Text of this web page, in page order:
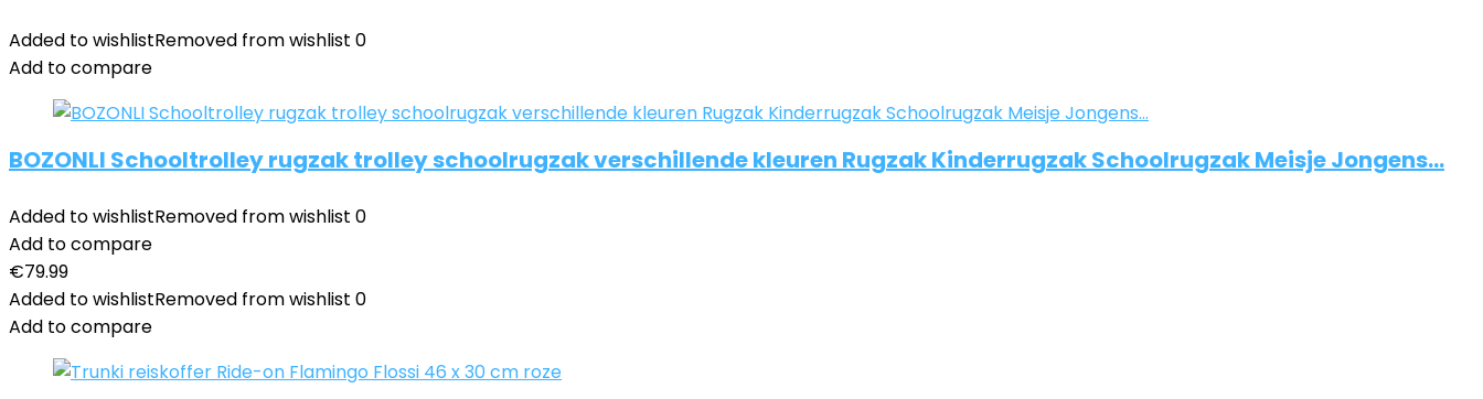
Added to wishlistRemoved from wishlist 0
Add to compare
BOZONLI Schooltrolley rugzak trolley schoolrugzak verschillende kleuren Rugzak Kinderrugzak Schoolrugzak Meisje Jongens…
Added to wishlistRemoved from wishlist 0
Add to compare
€79.99
Added to wishlistRemoved from wishlist 0
Add to compare